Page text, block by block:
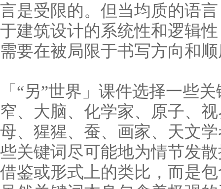
言是受限的。但当均质的语
于建筑设计的系统性和逻辑
需要在被局限于书写方向和
「“另”世界」课件选择一
窄、大脑、化学家、原子、
母、猩猩、蚕、画家、天文
些关键词尽可能地为情节发
借鉴或形式上的类比，而是